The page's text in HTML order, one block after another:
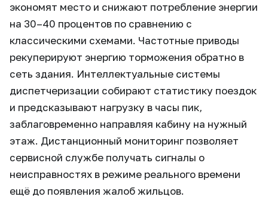
экономят место и снижают потребление энергии
на 30–40 процентов по сравнению с
классическими схемами. Частотные приводы
рекуперируют энергию торможения обратно в
сеть здания. Интеллектуальные системы
диспетчеризации собирают статистику поездок
и предсказывают нагрузку в часы пик,
заблаговременно направляя кабину на нужный
этаж. Дистанционный мониторинг позволяет
сервисной службе получать сигналы о
неисправностях в режиме реального времени
ещё до появления жалоб жильцов.